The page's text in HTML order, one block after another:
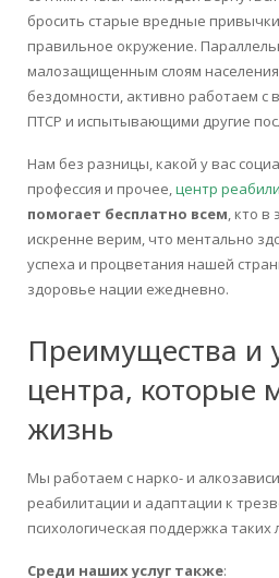
бросить старые вредные
правильное окружение.
малозащищенным слоям
бездомности, активно работаем
ПТСР и испытывающими другие
Нам без разницы, какой у вас
профессия и прочее,центр
помогает бесплатно всем, кто в
искренне верим, что ментально
успеха и процветания нашей
здоровье нации ежедневно.
Преимущества и
центра, которые
жизнь
Мы работаем с нарко- и
реабилитации и адаптации к
психологическая поддержка
Среди наших услуг также: